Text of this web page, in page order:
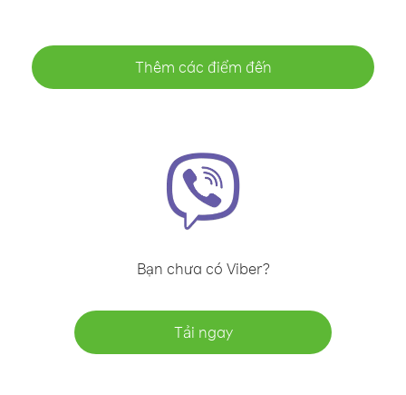
Thêm các điểm đến
Bạn chưa có Viber?
Tải ngay